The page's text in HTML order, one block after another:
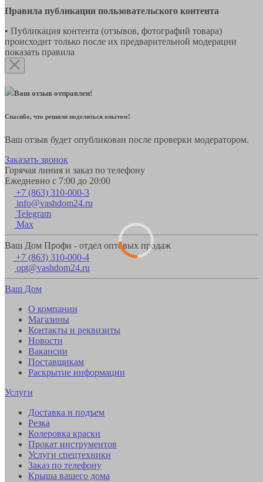
Правила публикации пользовательского контента
• Публикация контента (отзывов, фотографий товара)
происходит только после их предварительной модерации
показать правила
Ваш отзыв отправлен!
Спасибо, что решили поделиться опытом!
Ваш отзыв будет опубликован после проверки модератором.
Заказать звонок
Горячая линия и заказ по телефону
Ежедневно с 7:00 до 20:00
+7 (863) 310-000-3
info@vashdom24.ru
Telegram
Max
Ваш Дом Профи - отдел оптовых продаж
+7 (863) 310-000-4
opt@vashdom24.ru
Ваш Дом
О компании
Магазины
Контакты и реквизиты
Новости
Вакансии
Поставщикам
Раскрытие информации
Услуги
Доставка и подъем
Резка
Колеровка краски
Прокат инструментов
Услуги спецтехники
Заказ по телефону
Крыша вашего дома